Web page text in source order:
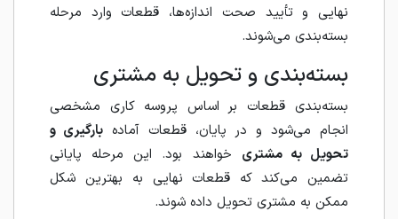
نهایی و تأیید صحت اندازه‌ها، قطعات وارد مرحله
بسته‌بندی می‌شوند.
بسته‌بندی و تحویل به مشتری
بسته‌بندی قطعات بر اساس پروسه کاری مشخصی
انجام می‌شود و در پایان، قطعات آماده بارگیری و
تحویل به مشتری خواهند بود. این مرحله پایانی
تضمین می‌کند که قطعات نهایی به بهترین شکل
ممکن به مشتری تحویل داده شوند.